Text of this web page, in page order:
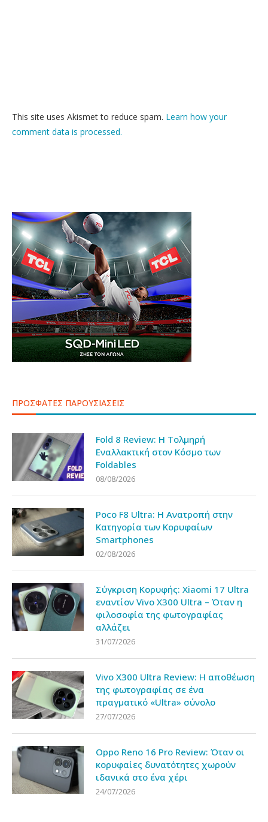
This site uses Akismet to reduce spam. Learn how your
comment data is processed.
ΠΡΟΣΦΑΤΕΣ ΠΑΡΟΥΣΙΑΣΕΙΣ
Fold 8 Review: Η Τολμηρή
Εναλλακτική στον Κόσμο των
Foldables
08/08/2026
Poco F8 Ultra: Η Ανατροπή στην
Κατηγορία των Κορυφαίων
Smartphones
02/08/2026
Σύγκριση Κορυφής: Xiaomi 17 Ultra
εναντίον Vivo X300 Ultra – Όταν η
φιλοσοφία της φωτογραφίας
αλλάζει
31/07/2026
Vivo X300 Ultra Review: Η αποθέωση
της φωτογραφίας σε ένα
πραγματικό «Ultra» σύνολο
27/07/2026
Oppo Reno 16 Pro Review: Όταν οι
κορυφαίες δυνατότητες χωρούν
ιδανικά στο ένα χέρι
24/07/2026